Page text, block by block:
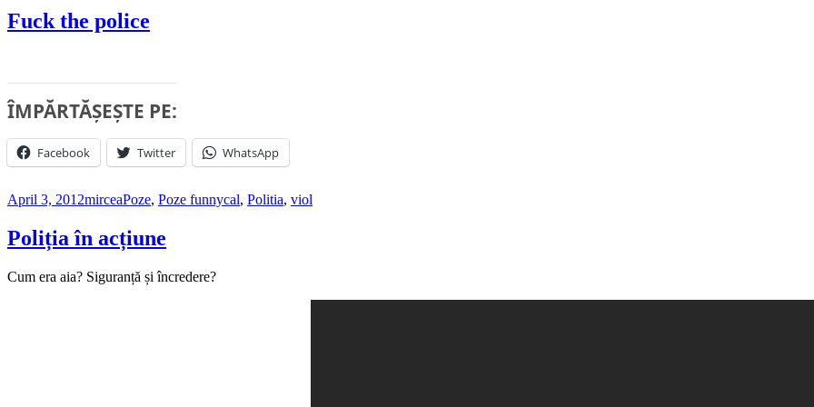
Fuck the police
ÎMPĂRTĂȘEȘTE PE:
Facebook Twitter WhatsApp
Posted
April 3, 2012Author
mirceaCategories
Poze, Poze funnyTags
cal, Politia, viol
Poliția în acțiune
Cum era aia? Siguranță și încredere?